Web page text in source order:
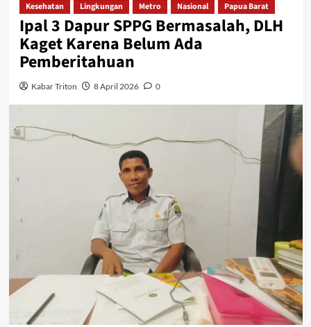
Kesehatan Lingkungan Metro Nasional Papua Barat
Ipal 3 Dapur SPPG Bermasalah, DLH
Kaget Karena Belum Ada
Pemberitahuan
Kabar Triton 8 April 2026 0